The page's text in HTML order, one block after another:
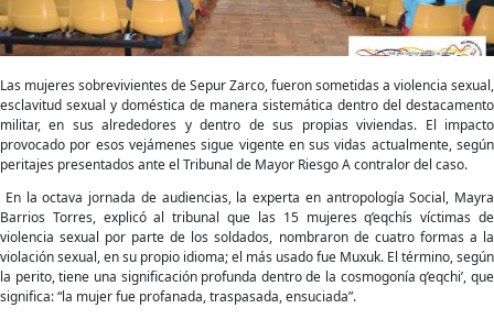
Las mujeres sobrevivientes de Sepur Zarco, fueron sometidas a violencia sexual,
esclavitud sexual y doméstica de manera sistemática dentro del destacamento
militar, en sus alrededores y dentro de sus propias viviendas. El impacto
provocado por esos vejámenes sigue vigente en sus vidas actualmente, según
peritajes presentados ante el Tribunal de Mayor Riesgo A contralor del caso.
En la octava jornada de audiencias, la experta en antropología Social, Mayra
Barrios Torres, explicó al tribunal que las 15 mujeres q’eqchís víctimas de
violencia sexual por parte de los soldados, nombraron de cuatro formas a la
violación sexual, en su propio idioma; el más usado fue Muxuk. El término, según
la perito, tiene una significación profunda dentro de la cosmogonía q’eqchi’, que
significa: “la mujer fue profanada, traspasada, ensuciada”.